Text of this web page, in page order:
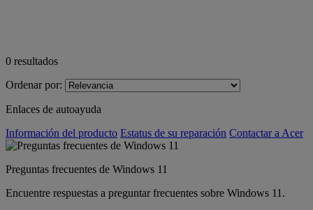
0 resultados
Ordenar por:
Enlaces de autoayuda
Información del producto Estatus de su reparación Contactar a Acer
Preguntas frecuentes de Windows 11
Encuentre respuestas a preguntar frecuentes sobre Windows 11.